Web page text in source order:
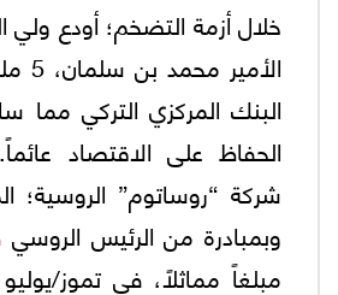
خلال أزمة التضخم؛ أودع ولي
البنك المركزي التركي مما
الحفاظ على الاقتصاد
شركة “روساتوم” الروسية؛
وبمبادرة من الرئيس الروسي